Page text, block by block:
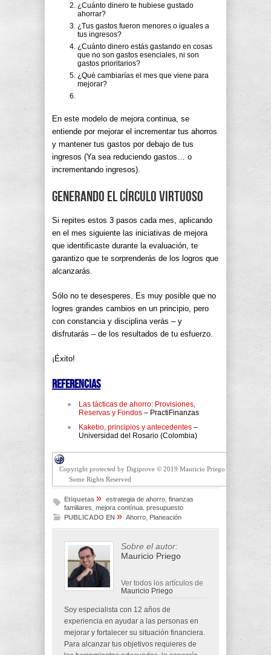
¿Cuánto dinero te hubiese gustado
ahorrar?
¿Tus gastos fueron menores o iguales a
tus ingresos?
¿Cuánto dinero estás gastando en cosas
que no son gastos esenciales, ni son
gastos prioritarios?
¿Qué cambiarías el mes que viene para
mejorar?
En este modelo de mejora continua, se
entiende por mejorar el incrementar tus ahorros
y mantener tus gastos por debajo de tus
ingresos (Ya sea reduciendo gastos… o
incrementando ingresos).
Generando el círculo virtuoso
Si repites estos 3 pasos cada mes, aplicando
en el mes siguiente las iniciativas de mejora
que identificaste durante la evaluación, te
garantizo que te sorprenderás de los logros que
alcanzarás.
Sólo no te desesperes. Es muy posible que no
logres grandes cambios en un principio, pero
con constancia y disciplina verás – y
disfrutarás – de los resultados de tu esfuerzo.
¡Éxito!
Referencias
Las tácticas de ahorro: Provisiones,
Reservas y Fondos – PractiFinanzas
Kakebo, principios y antecedentes –
Universidad del Rosario (Colombia)
Copyright protected by Digiprove © 2019 Mauricio Priego
Some Rights Reserved
Etiquetas » estrategia de ahorro finanzas
familiares mejora contínua presupuesto
PUBLICADO EN » Ahorro Planeación
Sobre el autor:
Mauricio Priego
Ver todos los artículos de
Mauricio Priego
Soy especialista con 12 años de
experiencia en ayudar a las personas en
mejorar y fortalecer su situación financiera.
Para alcanzar tus objetivos requieres de